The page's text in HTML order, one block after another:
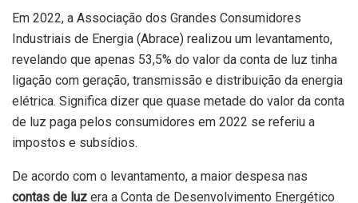
Em 2022, a Associação dos Grandes Consumidores
Industriais de Energia (Abrace) realizou um levantamento,
revelando que apenas 53,5% do valor da conta de luz tinha
ligação com geração, transmissão e distribuição da energia
elétrica. Significa dizer que quase metade do valor da conta
de luz paga pelos consumidores em 2022 se referiu a
impostos e subsídios.
De acordo com o levantamento, a maior despesa nas
contas de luz era a Conta de Desenvolvimento Energético